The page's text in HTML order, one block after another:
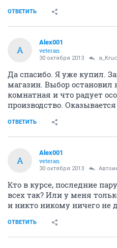
ОТВЕТИТЬ
A
Alex001
veteran
30 октября 2013
Да спасибо. Я уже купил.
магазин. Выбор остановил
комнатная и что радует
производство.
ОТВЕТИТЬ
A
Alex001
veteran
30 октября 2013
Кто в курсе, последние
всех так? Или у меня
и никто никому ничего не
ОТВЕТИТЬ